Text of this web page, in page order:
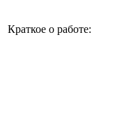
Краткое о работе: